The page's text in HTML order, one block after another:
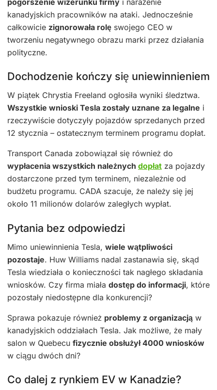
kanadyjskich pracowników na ataki. Jednocześnie
całkowicie zignorowała rolę swojego CEO w
tworzeniu negatywnego obrazu marki przez działania
polityczne.
Dochodzenie kończy się uniewinnieniem
W piątek Chrystia Freeland ogłosiła wyniki śledztwa.
Wszystkie wnioski Tesla zostały uznane za legalne i
rzeczywiście dotyczyły pojazdów sprzedanych przed
12 stycznia – ostatecznym terminem programu dopłat.
Transport Canada zobowiązał się również do
wypłacenia wszystkich należnych dopłat za pojazdy
dostarczone przed tym terminem, niezależnie od
budżetu programu. CADA szacuje, że należy się jej
około 11 milionów dolarów zaległych wypłat.
Pytania bez odpowiedzi
Mimo uniewinnienia Tesla, wiele wątpliwości
pozostaje. Huw Williams nadal zastanawia się, skąd
Tesla wiedziała o konieczności tak nagłego składania
wniosków. Czy firma miała dostęp do informacji, które
pozostały niedostępne dla konkurencji?
Sprawa pokazuje również problemy z organizacją w
kanadyjskich oddziałach Tesla. Jak możliwe, że mały
salon w Quebecu fizycznie obsłużył 4000 wniosków
w ciągu dwóch dni?
Co dalej z rynkiem EV w Kanadzie?